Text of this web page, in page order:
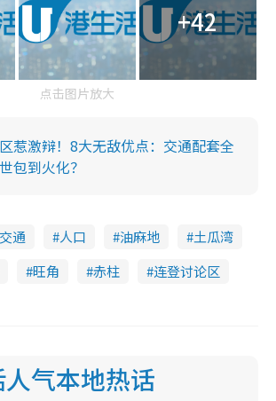
+42
点击图片放大
惹激辩！8大无敌优点：交通配套全
包到火化？
交通 人口 油麻地
土瓜湾
旺角 赤柱
连登讨论区
气本地热话